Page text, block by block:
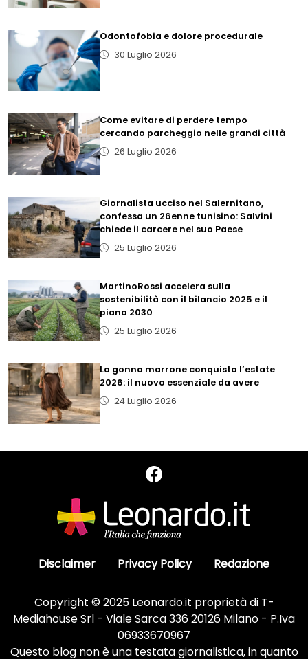
Odontofobia e dolore procedurale
30 Luglio 2026
Come evitare di perdere tempo
cercando parcheggio nelle grandi città
26 Luglio 2026
Giornalista ucciso nel Salernitano,
confessa un 26enne tunisino: Salvini
chiede il carcere nel suo Paese
25 Luglio 2026
MartinoRossi accelera sulla
sostenibilità con il bilancio 2025 e il
piano 2030
25 Luglio 2026
La gonna marrone conquista l’estate
2026: il nuovo essenziale da avere
24 Luglio 2026
Disclaimer Privacy Policy Redazione
Copyright © 2025 Leonardo.it proprietà di T-
Mediahouse Srl - Viale Sarca 336 20126 Milano - P.Iva
06933670967
Questo blog non è una testata giornalistica, in quanto